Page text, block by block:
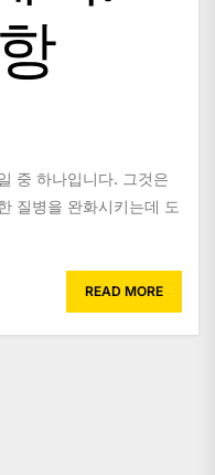
중 하나입니다. 그것은
질병을 완화시키는데 도
READ MORE